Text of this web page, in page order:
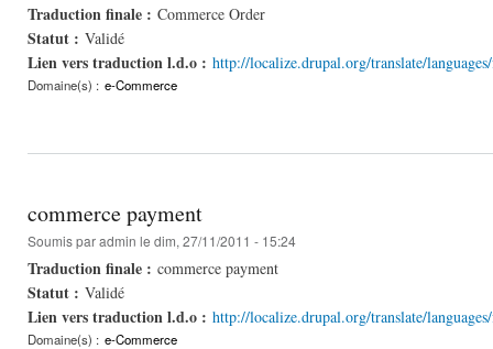
Traduction finale : Commerce Order
Statut : Validé
Lien vers traduction l.d.o : http://localize.drupal.org/translate/
Domaine(s) : e-Commerce
commerce payment
Soumis paradmin le dim, 27/11/2011 - 15:24
Traduction finale : commerce payment
Statut : Validé
Lien vers traduction l.d.o : http://localize.drupal.org/translate/
Domaine(s) : e-Commerce